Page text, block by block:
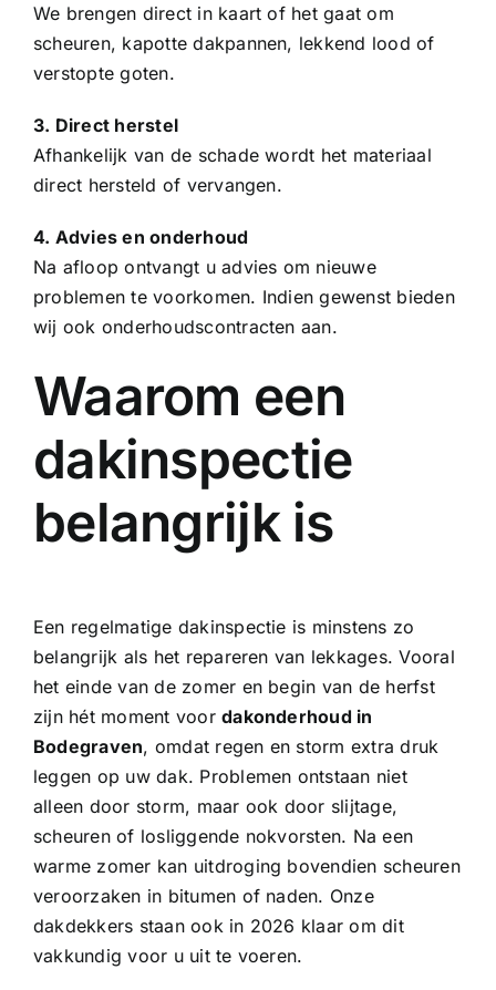
We brengen direct in kaart of het gaat om
scheuren, kapottedakpannen, lekkend lood of
verstopte goten.
3. Direct herstel
Afhankelijk van de schade wordt het materiaal
direct hersteld of vervangen.
4. Advies en onderhoud
Na afloop ontvangt u advies om nieuwe
problemen te voorkomen. Indien gewenst bieden
wij ook onderhoudscontracten aan.
Waarom een
dakinspectie
belangrijk is
Een regelmatige dakinspectie is minstens zo
belangrijk als het repareren van lekkages. Vooral
het einde van de zomer en begin van de herfst
zijn hét moment voordakonderhoud in
Bodegraven, omdat regen en storm extra druk
leggen op uw dak. Problemen ontstaan niet
alleen door storm, maar ook door slijtage,
scheuren of losliggende nokvorsten. Na een
warme zomer kan uitdroging bovendien scheuren
veroorzaken in bitumen of naden. Onze
dakdekkers staan ook in 2026 klaar om dit
vakkundig voor u uit te voeren.